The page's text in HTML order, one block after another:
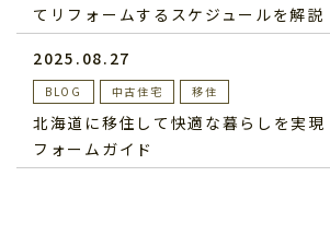
てリフォームするスケジュールを解説
2025.08.27
BLOG 中古住宅 移住
北海道に移住して快適な暮らしを実現
フォームガイド